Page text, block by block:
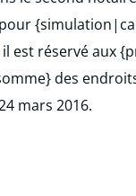
est réservé aux
des
mars 2016.